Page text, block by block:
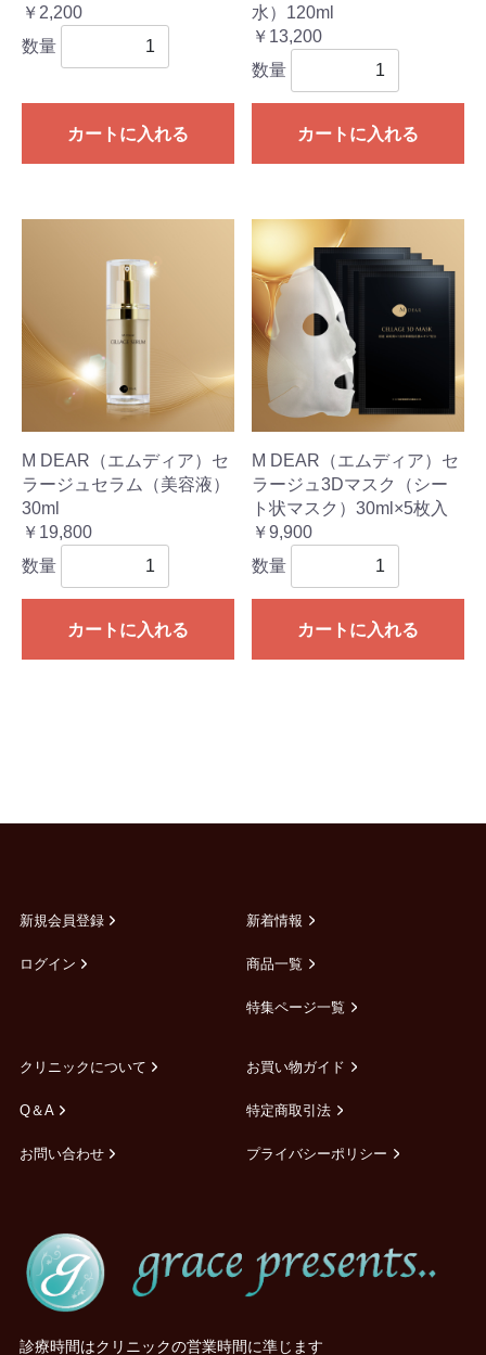
￥2,200
数量
カートに入れる
水）120ml
￥13,200
数量
カートに入れる
M DEAR（エムディア）セ
ラージュセラム（美容液）
30ml
￥19,800
数量
カートに入れる
M DEAR（エムディア）セ
ラージュ3Dマスク（シー
ト状マスク）30ml×5枚入
￥9,900
数量
カートに入れる
診療時間はクリニックの営業時間に準じます
新規会員登録
ログイン
新着情報
商品一覧
特集ページ一覧
クリニックについて
Q＆A
お問い合わせ
お買い物ガイド
特定商取引法
プライバシーポリシー